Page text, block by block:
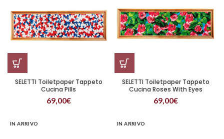
SELETTI Toiletpaper Tappeto
Cucina Pills
69,00€
SELETTI Toiletpaper Tappeto
Cucina Roses With Eyes
69,00€
IN ARRIVO IN ARRIVO